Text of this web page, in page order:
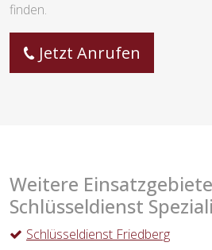
finden.
Jetzt Anrufen
Weitere
Schlüsseldienst
Schlüsseldienst Friedberg